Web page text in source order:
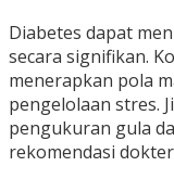
Diabetes dapat
secara signifikan.
menerapkan pola
pengelolaan stres.
pengukuran gula
rekomendasi